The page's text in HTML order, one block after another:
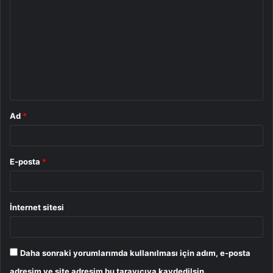
Ad *
E-posta *
İnternet sitesi
Daha sonraki yorumlarımda kullanılması için adım, e-posta
adresim ve site adresim bu tarayıcıya kaydedilsin.